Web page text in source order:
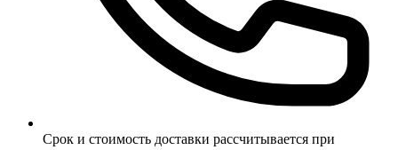
Срок и стоимость доставки рассчитывается при